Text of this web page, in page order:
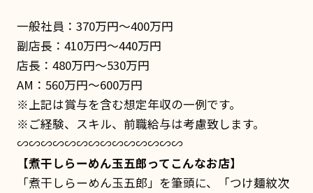
一般社員：370万円〜400万円
副店長：410万円〜440万円
店長：480万円〜530万円
AM：560万円〜600万円
※上記は賞与を含む想定年収の一例です。
※ご経験、スキル、前職給与は考慮致します。
∽∽∽∽∽∽∽∽∽∽∽∽∽∽
【煮干しらーめん玉五郎ってこんなお店】
「煮干しらーめん玉五郎」を筆頭に、「つけ麺紋次